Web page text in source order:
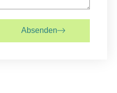
Absenden